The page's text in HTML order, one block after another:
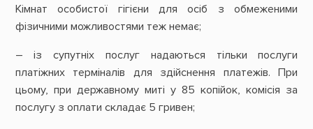
Кімнат особистої гігієни для осіб з обмеженими
фізичними можливостями теж немає;
– із супутніх послуг надаються тільки послуги
платіжних терміналів для здійснення платежів. При
цьому, при державному миті у 85 копійок, комісія за
послугу з оплати складає 5 гривен;